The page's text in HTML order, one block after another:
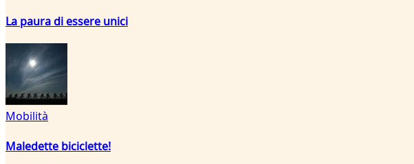
La paura di essere unici
Mobilità
Maledette biciclette!